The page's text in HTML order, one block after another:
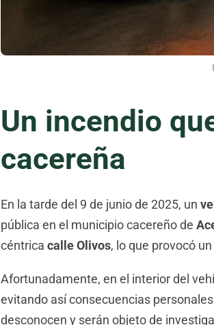
Un incendio
cacereña
En la tarde del 9 de junio de 2025, un
pública en el municipio cacereño de
céntrica calle Olivos, lo que provocó
Afortunadamente, en el interior del
evitando así consecuencias
desconocen y serán objeto de